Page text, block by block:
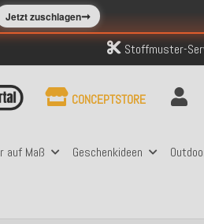
Jetzt zuschlagen➞
Stoffmuster-
auf Maß Geschenkideen
CONCEPTSTORE